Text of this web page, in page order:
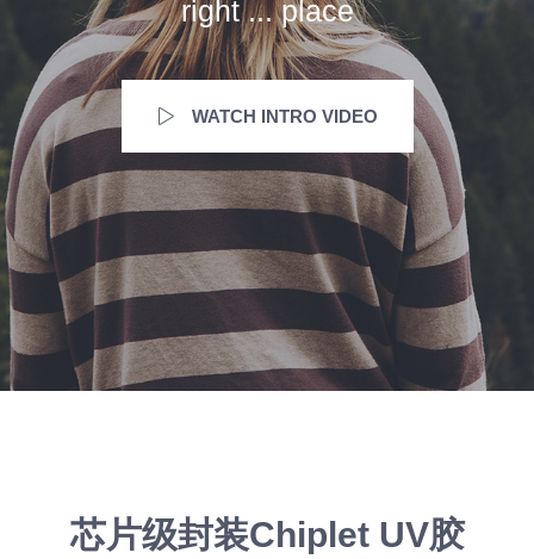
right ... place
WATCH INTRO VIDEO
芯片级封装Chiplet UV胶